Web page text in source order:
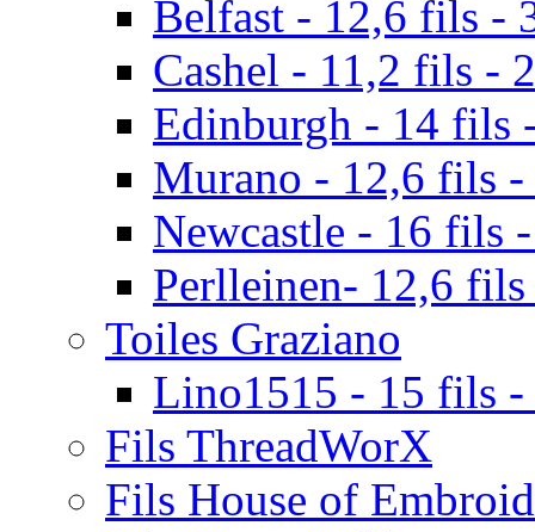
Belfast - 12,6 fils -
Cashel - 11,2 fils -
Edinburgh - 14 fils
Murano - 12,6 fils -
Newcastle - 16 fils
Perlleinen- 12,6
Toiles Graziano
Lino1515 - 15 fils -
Fils ThreadWorX
Fils House of